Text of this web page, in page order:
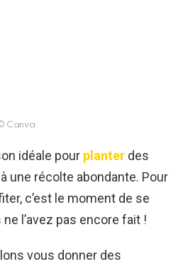
Canva
idéale pour planter des
une récolte abondante. Pour
c’est le moment de se
l’avez pas encore fait !
vous donner des